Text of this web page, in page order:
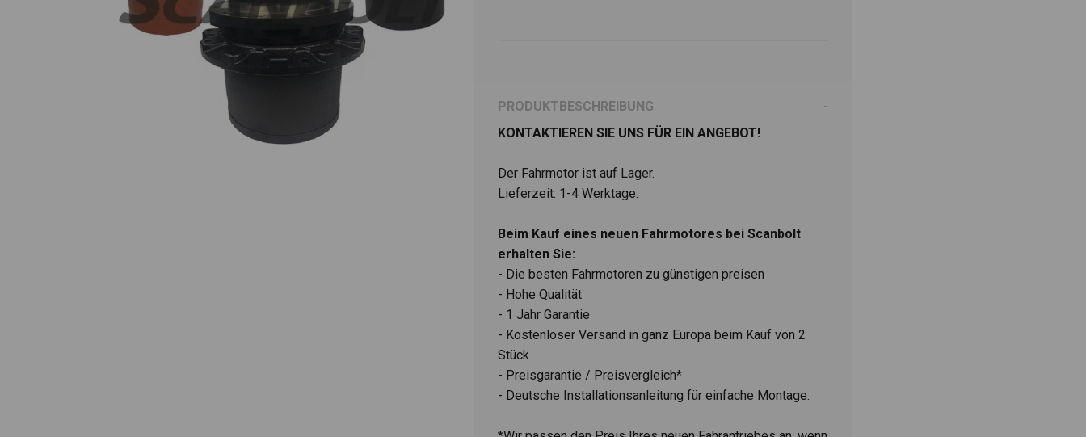
PRODUKTBESCHREIBUNG
KONTAKTIEREN SIE UNS FÜR EIN ANGEBOT!
Der Fahrmotor ist auf Lager.
Lieferzeit: 1-4 Werktage.
Beim Kauf eines neuen Fahrmotores bei Scanbolt
erhalten Sie:
- Die besten Fahrmotoren zu günstigen preisen
- Hohe Qualität
- 1 Jahr Garantie
- Kostenloser Versand in ganz Europa beim Kauf von 2
Stück
- Preisgarantie / Preisvergleich*
- Deutsche Installationsanleitung für einfache Montage.